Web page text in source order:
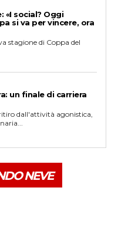
«I social? Oggi
si va per vincere, ora
stagione di Coppa del
un finale di carriera
dall'attività agonistica,
NEVE